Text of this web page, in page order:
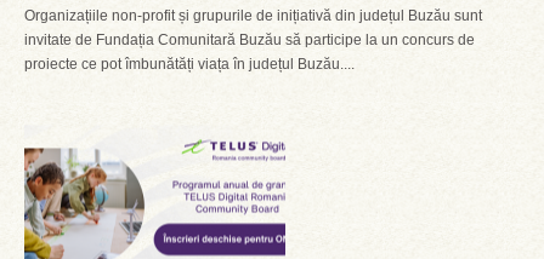
Organizațiile non-profit și grupurile de inițiativă din județul Buzău sunt
invitate de Fundația Comunitară Buzău să participe la un concurs de
proiecte ce pot îmbunătăți viața în județul Buzău....